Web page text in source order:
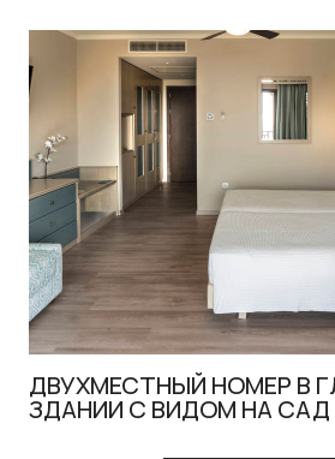
ДВУХМЕСТНЫЙ НОМЕР В
ЗДАНИИ С ВИДОМ НА САД